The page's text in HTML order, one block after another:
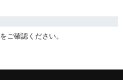
をご確認ください。